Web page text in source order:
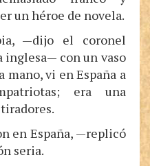
un héroe de novela.
—dijo el coronel
inglesa— con un vaso
mano, vi en España a
era una
en España, —replicó
seria.